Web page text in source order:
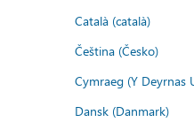
Català (català)
Čeština (Česko)
Cymraeg (Y Deyrnas
Dansk (Danmark)